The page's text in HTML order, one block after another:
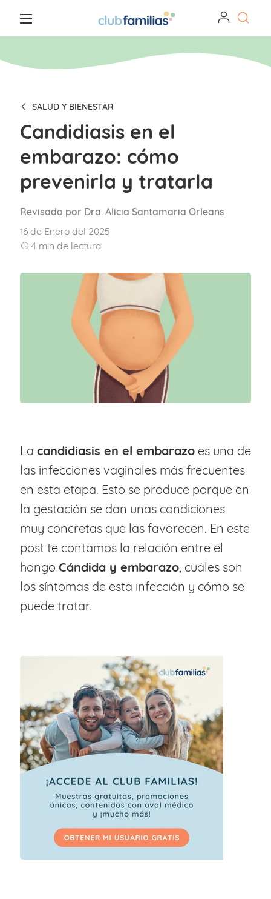
SALUD Y BIENESTAR
Candidiasis en el
embarazo: cómo
prevenirla y tratarla
Revisado por Dra. Alicia Santamaria Orleans
16 de Enero del 2025
4 min de lectura
La candidiasis en el embarazoes una de
las infecciones vaginales más frecuentes
en esta etapa. Esto se produce porque en
la gestación se dan unas condiciones
muy concretas que las favorecen. En este
post te contamos la relación entre el
hongo Cándida y embarazo, cuáles son
los síntomas de esta infección y cómo se
puede tratar.